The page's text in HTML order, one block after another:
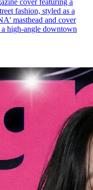
cover featuring a
fashion, styled as a
masthead and cover
high-angle downtown